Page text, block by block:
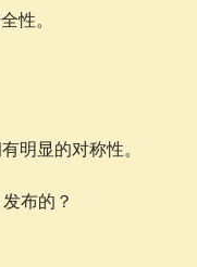
性。
明显的对称性。
布的？